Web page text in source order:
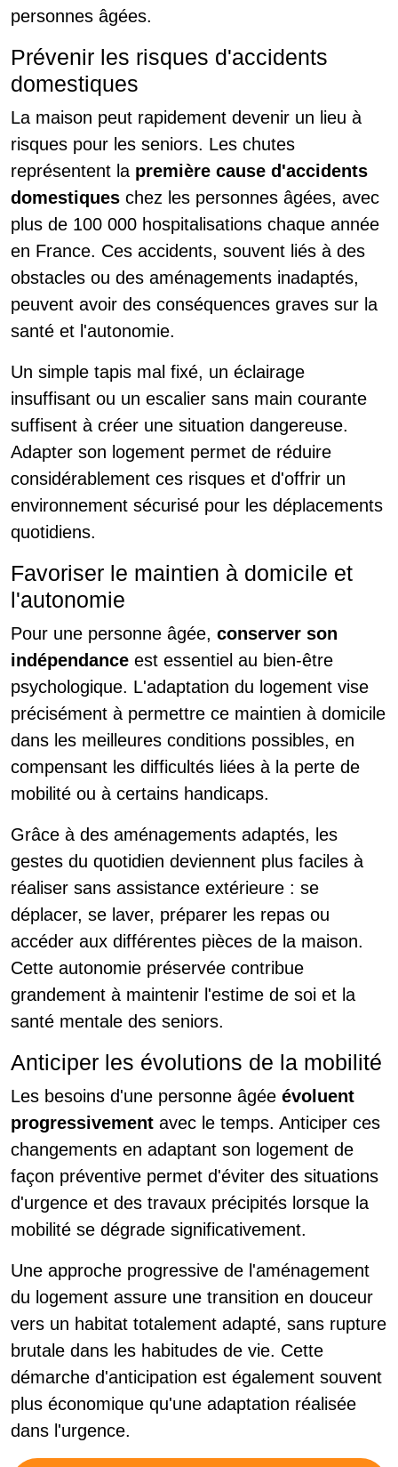
personnes âgées.
Prévenir les risques d'accidents
domestiques
La maison peut rapidement devenir un lieu à
risques pour les seniors. Les chutes
représentent la première cause d'accidents
domestiques chez les personnes âgées, avec
plus de 100 000 hospitalisations chaque année
en France. Ces accidents, souvent liés à des
obstacles ou des aménagements inadaptés,
peuvent avoir des conséquences graves sur la
santé et l'autonomie.
Un simple tapis mal fixé, un éclairage
insuffisant ou un escalier sans main courante
suffisent à créer une situation dangereuse.
Adapter son logement permet de réduire
considérablement ces risques et d'offrir un
environnement sécurisé pour les déplacements
quotidiens.
Favoriser le maintien à domicile et
l'autonomie
Pour une personne âgée, conserver son
indépendance est essentiel au bien-être
psychologique. L'adaptation du logement vise
précisément à permettre ce maintien à domicile
dans les meilleures conditions possibles, en
compensant les difficultés liées à la perte de
mobilité ou à certains handicaps.
Grâce à des aménagements adaptés, les
gestes du quotidien deviennent plus faciles à
réaliser sans assistance extérieure : se
déplacer, se laver, préparer les repas ou
accéder aux différentes pièces de la maison.
Cette autonomie préservée contribue
grandement à maintenir l'estime de soi et la
santé mentale des seniors.
Anticiper les évolutions de la mobilité
Les besoins d'une personne âgée évoluent
progressivement avec le temps. Anticiper ces
changements en adaptant son logement de
façon préventive permet d'éviter des situations
d'urgence et des travaux précipités lorsque la
mobilité se dégrade significativement.
Une approche progressive de l'aménagement
du logement assure une transition en douceur
vers un habitat totalement adapté, sans rupture
brutale dans les habitudes de vie. Cette
démarche d'anticipation est également souvent
plus économique qu'une adaptation réalisée
dans l'urgence.